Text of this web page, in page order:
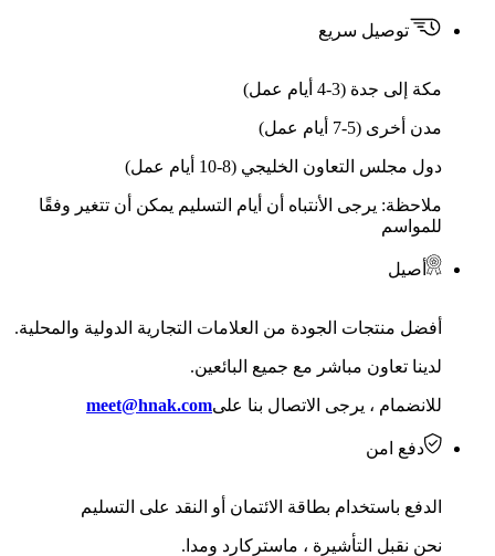
توصيل سريع
مكة إلى جدة (3-4 أيام عمل)
مدن أخرى (5-7 أيام عمل)
دول مجلس التعاون الخليجي (8-10 أيام عمل)
ملاحظة: يرجى الأنتباه أن أيام التسليم يمكن أن تتغير وفقًا
للمواسم
أصيل
أفضل منتجات الجودة من العلامات التجارية الدولية والمحلية.
لدينا تعاون مباشر مع جميع البائعين.
للانضمام ، يرجى الاتصال بنا علىmeet@hnak.com
دفع امن
الدفع باستخدام بطاقة الائتمان أو النقد على التسليم
نحن نقبل التأشيرة ، ماستركارد ومدا.